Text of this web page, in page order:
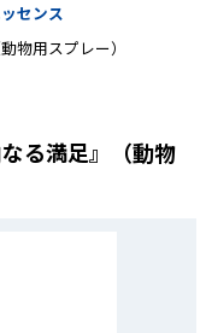
センス
物用スプレー）
る満足』（動物